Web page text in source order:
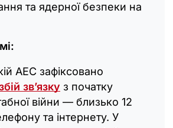
та ядерної безпеки на
АЕС зафіксовано
зв’язку з початку
війни — близько 12
та інтернету. У